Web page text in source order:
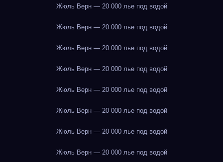
Жюль Верн — 20 000 лье под водой
Жюль Верн — 20 000 лье под водой
Жюль Верн — 20 000 лье под водой
Жюль Верн — 20 000 лье под водой
Жюль Верн — 20 000 лье под водой
Жюль Верн — 20 000 лье под водой
Жюль Верн — 20 000 лье под водой
Жюль Верн — 20 000 лье под водой